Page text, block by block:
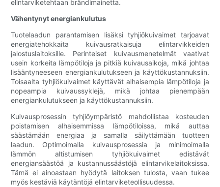
elintarviketehtaan brändimainetta.
Vähentynyt energiankulutus
Tuotelaadun parantamisen lisäksi tyhjiökuivaimet tarjoavat
energiatehokkaita kuivausratkaisuja elintarvikkeiden
jalostuslaitoksille. Perinteiset kuivausmenetelmät vaativat
usein korkeita lämpötiloja ja pitkiä kuivausaikoja, mikä johtaa
lisääntyneeseen energiankulutukseen ja käyttökustannuksiin.
Toisaalta tyhjiökuivaimet käyttävät alhaisempia lämpötiloja ja
nopeampia kuivaussyklejä, mikä johtaa pienempään
energiankulutukseen ja käyttökustannuksiin.
Kuivausprosessin tyhjiöympäristö mahdollistaa kosteuden
poistamisen alhaisemmissa lämpötiloissa, mikä auttaa
säästämään energiaa ja samalla säilyttämään tuotteen
laadun. Optimoimalla kuivausprosessia ja minimoimalla
lämmön altistumisen tyhjiökuivaimet edistävät
energiansäästöä ja kustannussäästöjä elintarvikelaitoksissa.
Tämä ei ainoastaan ​​hyödytä laitoksen tulosta, vaan tukee
myös kestäviä käytäntöjä elintarviketeollisuudessa.